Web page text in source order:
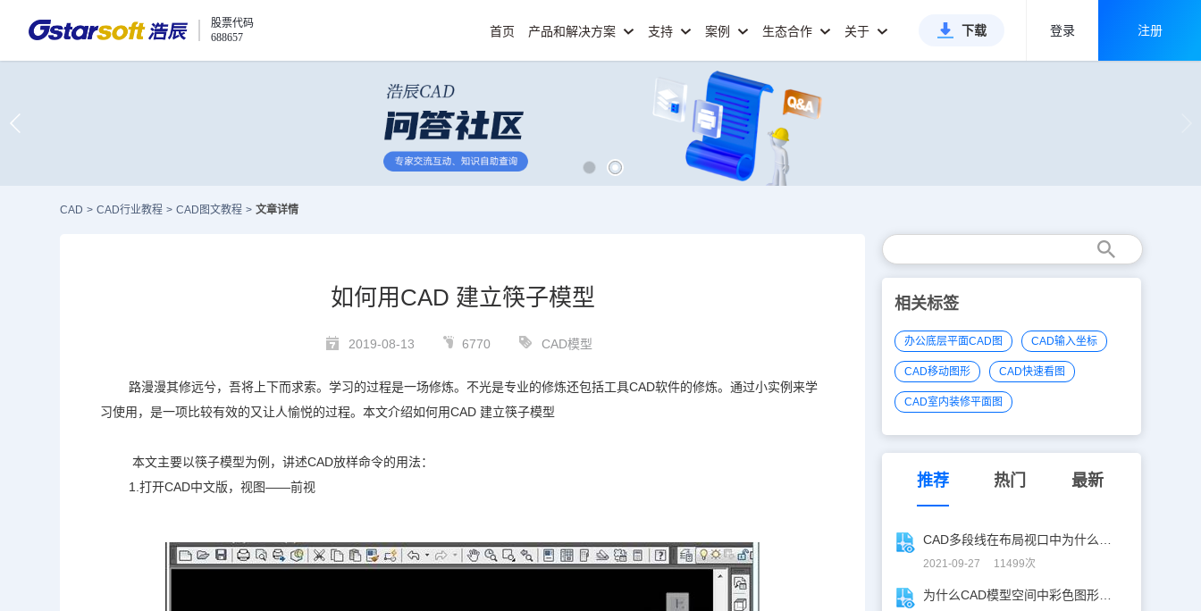
股票代码
688657
首页 产品和解决方案 支持 案例 生态合作 关于 下载 登录 注册
CAD > CAD行业教程 > CAD图文教程 > 文章详情
如何用CAD 建立筷子模型
2019-08-13 6770 CAD模型
路漫漫其修远兮，吾将上下而求索。学习的过程是一场修炼。不光是专业的修炼还包括工具CAD软件的修炼。通过小实例来学
习使用，是一项比较有效的又让人愉悦的过程。本文介绍如何用CAD 建立筷子模型
本文主要以筷子模型为例，讲述CAD放样命令的用法：
1.打开CAD中文版，视图——前视
相关标签
办公底层平面CAD图 CAD输入坐标
CAD移动图形 CAD快速看图
CAD室内装修平面图
推荐 热门 最新
2021-09-27 11499次